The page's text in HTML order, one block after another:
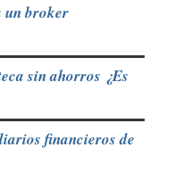
un broker
sin ahorros ¿Es
financieros de